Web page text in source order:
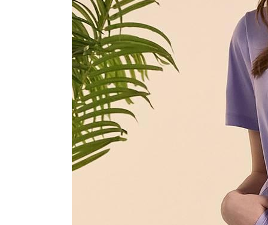
사
장바구니에 상품이
다른 고객들이 구매
푸마, 이 상품은 어